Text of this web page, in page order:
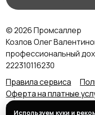
© 2026 Промсаллер
Козлов Олег
профессиональный
222310116230
Правила сервиса
Оферта на платные
соглашение
Используем куки и